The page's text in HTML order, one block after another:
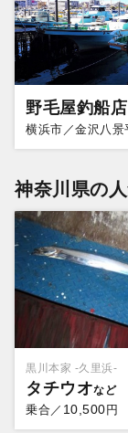
野毛屋釣船店
横浜市／金沢八景
神奈川県の
黒川本家 -久里浜-
タチウオ
乗合／ 10,500円